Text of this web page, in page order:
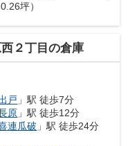
坪）
２丁目の倉庫
戸 」駅 徒歩7分
原 」駅 徒歩12分
連瓜破 」駅 徒歩24分